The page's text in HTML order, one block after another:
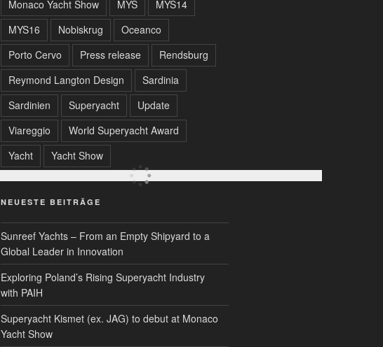
Monaco Yacht Show
MYS
MYS14
MYS16
Nobiskrug
Oceanco
Porto Cervo
Press release
Rendsburg
Reymond Langton Design
Sardinia
Sardinien
Superyacht
Update
Viareggio
World Superyacht Award
Yacht
Yacht Show
NEUESTE BEITRÄGE
Sunreef Yachts – From an Empty Shipyard to a
Global Leader in Innovation
Exploring Poland’s Rising Superyacht Industry
with PAIH
Superyacht Kismet (ex. JAG) to debut at Monaco
Yacht Show